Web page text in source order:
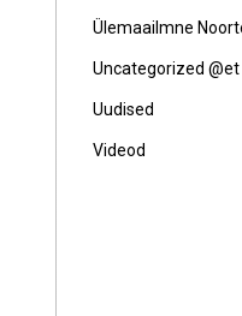
Ülemaailmne
Uncategorized @et
Uudised
Videod